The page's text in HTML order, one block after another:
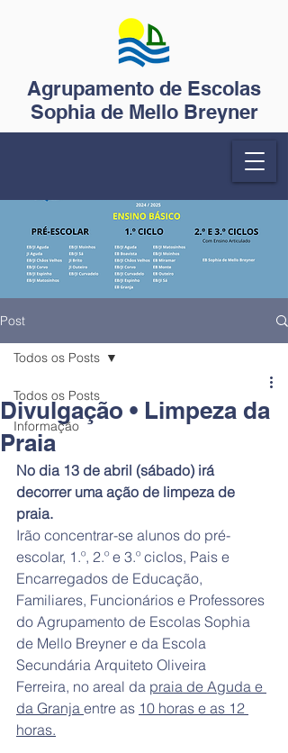
Agrupamento de Escolas
Sophia de Mello Breyner
Post
Todos os Posts
Informação
Todos os Posts
Divulgação • Limpeza da
Praia
No dia 13 de abril (sábado) irá
decorrer uma ação de limpeza de
praia.
Irão concentrar-se alunos do pré-
escolar, 1.º, 2.º e 3.º ciclos, Pais e
Encarregados de Educação,
Familiares, Funcionários e Professores
do Agrupamento de Escolas Sophia
de Mello Breyner e da Escola
Secundária Arquiteto Oliveira
Ferreira, no areal da praia de Aguda e
da Granja entre as 10 horas e as 12
horas.